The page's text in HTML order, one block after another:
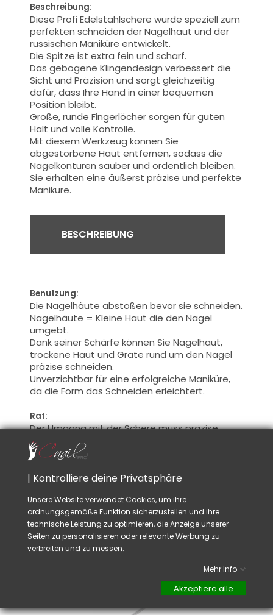
Beschreibung:
Diese Profi Edelstahlschere wurde speziell zum
perfekten schneiden der Nagelhaut und der
russischen Maniküre entwickelt.
Die Spitze ist extra fein und scharf.
Das gebogene Klingendesign verbessert die
Sicht und Präzision und sorgt gleichzeitig
dafür, dass Ihre Hand in einer bequemen
Position bleibt.
Große, runde Fingerlöcher sorgen für guten
Halt und volle Kontrolle.
Mit diesem Werkzeug können Sie
abgestorbene Haut entfernen, sodass die
Nagelkonturen sauber und ordentlich bleiben.
Sie erhalten eine äußerst präzise und perfekte
Maniküre.
BESCHREIBUNG
Benutzung:
Die Nagelhäute abstoßen bevor sie schneiden.
Nagelhäute = Kleine Haut die den Nagel
umgebt.
Dank seiner Schärfe können Sie Nagelhaut,
trockene Haut und Grate rund um den Nagel
präzise schneiden.
Unverzichtbar für eine erfolgreiche Maniküre,
da die Form das Schneiden erleichtert.
Rat:
Der Umgang mit der Schere muss präzise
erfolgen, da es sonst zu Verletzungen des
Klienten kommen kann.
Dieses Werkzeug muss nach jedem Kunden
desinfiziert werden.
Nagelhautöl.
VIELLEICHT GEFÄLLT IHNEN AUCH
| Kontrolliere deine Privatsphäre
Unsere Website verwendet Cookies, um ihre
ordnungsgemäße Funktion sicherzustellen und ihre
technische Leistung zu optimieren, die Anzeige unserer
Seiten zu personalisieren oder relevante Werbung zu
verbreiten und zu messen.
Mehr Info
Akzeptiere alle